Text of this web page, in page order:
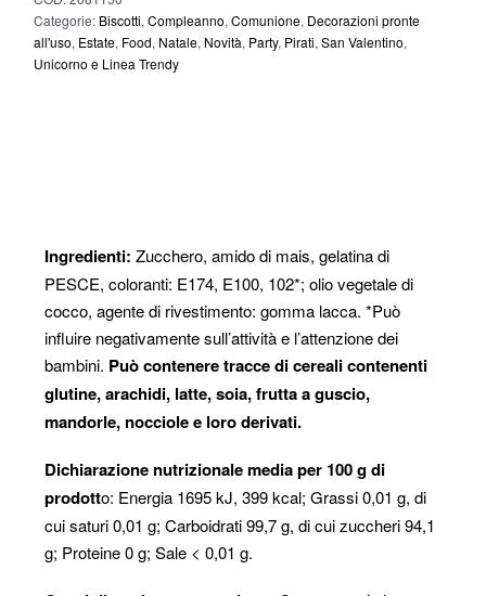
Categorie: Biscotti,Compleanno,Comunione, Decorazioni pronte
all'uso, Estate, Food, Natale, Novità, Party, Pirati,San Valentino,
Unicorno e Linea Trendy
Ingredienti: Zucchero, amido di mais, gelatina di
PESCE, coloranti: E174, E100, 102*; olio vegetale di
cocco, agente di rivestimento: gomma lacca. *Può
influire negativamente sull’attività e l’attenzione dei
bambini. Può contenere tracce di cereali contenenti
glutine, arachidi, latte, soia, frutta a guscio,
mandorle, nocciole e loro derivati.
Dichiarazione nutrizionale media per 100 g di
prodotto: Energia 1695 kJ, 399 kcal; Grassi 0,01 g, di
cui saturi 0,01 g; Carboidrati 99,7 g, di cui zuccheri 94,1
g; Proteine 0 g; Sale < 0,01 g.